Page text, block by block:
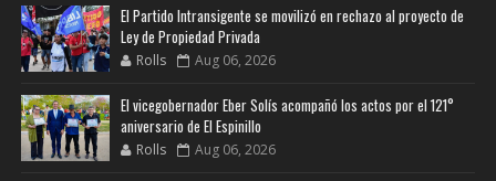
El Partido Intransigente se movilizó en rechazo al proyecto de
Ley de Propiedad Privada
Rolls Aug 06, 2026
El vicegobernador Eber Solís acompañó los actos por el 121°
aniversario de El Espinillo
Rolls Aug 06, 2026